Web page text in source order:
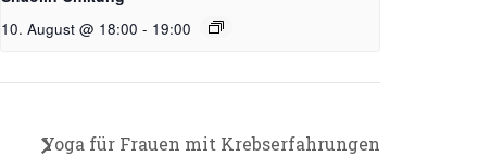
10. August @ 18:00 - 19:00
Yoga für Frauen mit Krebserfahrungen